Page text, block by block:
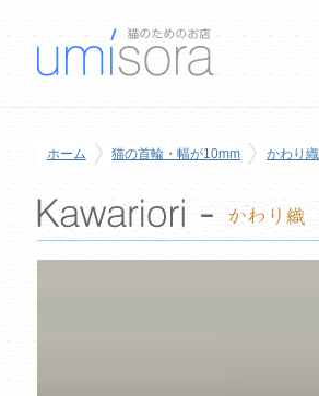
ホーム 猫の首輪・幅が10mm かわり織